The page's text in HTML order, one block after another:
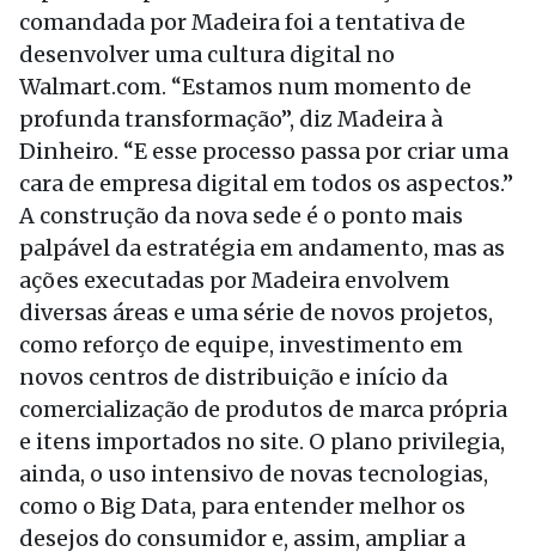
comandada por Madeira foi a tentativa de
desenvolver uma cultura digital no
Walmart.com. “Estamos num momento de
profunda transformação”, diz Madeira à
Dinheiro. “E esse processo passa por criar uma
cara de empresa digital em todos os aspectos.”
A construção da nova sede é o ponto mais
palpável da estratégia em andamento, mas as
ações executadas por Madeira envolvem
diversas áreas e uma série de novos projetos,
como reforço de equipe, investimento em
novos centros de distribuição e início da
comercialização de produtos de marca própria
e itens importados no site. O plano privilegia,
ainda, o uso intensivo de novas tecnologias,
como o Big Data, para entender melhor os
desejos do consumidor e, assim, ampliar a